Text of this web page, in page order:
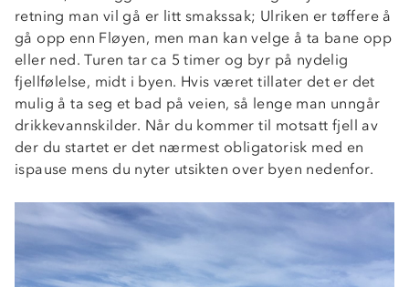
retning man vil gå er litt smakssak; Ulriken er tøffere å
gå opp enn Fløyen, men man kan velge å ta bane opp
eller ned. Turen tar ca 5 timer og byr på nydelig
fjellfølelse, midt i byen. Hvis været tillater det er det
mulig å ta seg et bad på veien, så lenge man unngår
drikkevannskilder. Når du kommer til motsatt fjell av
der du startet er det nærmest obligatorisk med en
ispause mens du nyter utsikten over byen nedenfor.